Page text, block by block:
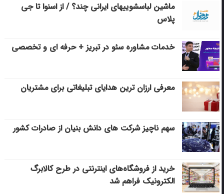
ماشین لباسشویی‎های ایرانی چند؟ / از اسنوا تا جی
پلاس
خدمات مشاوره سئو در تبریز + حرفه ای و تخصصی
معرفی ارزان ترین هدایای تبلیغاتی برای مشتریان
سهم ناچیز شرکت های دانش بنیان از صادرات کشور
خرید از فروشگاه‌های اینترنتی در طرح کالابرگ
الکترونیک فراهم شد